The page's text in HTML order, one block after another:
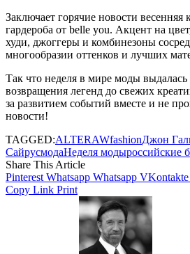
Заключает горячие новости весенняя
гардероба от belle you. Акцент на
худи, джоггеры и комбинезоны
многообразии оттенков и лучших
Так что неделя в мире моды
возвращения легенд до свежих
за развитием событий вместе и не
новости!
TAGGED:ALTERAWfashionДжон
СайрусмодаНеделя модыроссийские
Share This Article
Pinterest Whatsapp Whatsapp VKontakte
Copy Link Print